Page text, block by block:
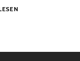
KURSE